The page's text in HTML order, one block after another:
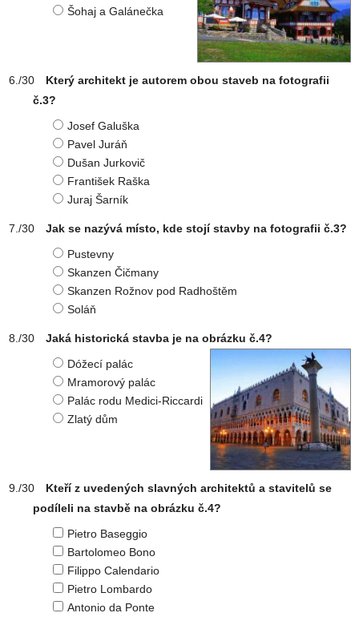
Šohaj a Galánečka
Který architekt je autorem obou staveb na fotografii
č.3?
Josef Galuška
Pavel Juráň
Dušan Jurkovič
František Raška
Juraj Šarník
Jak se nazývá místo, kde stojí stavby na fotografii č.3?
Pustevny
Skanzen Čičmany
Skanzen Rožnov pod Radhoštěm
Soláň
Jaká historická stavba je na obrázku č.4?
Dóžecí palác
Mramorový palác
Palác rodu Medici-Riccardi
Zlatý dům
Kteří z uvedených slavných architektů a stavitelů se
podíleli na stavbě na obrázku č.4?
Pietro Baseggio
Bartolomeo Bono
Filippo Calendario
Pietro Lombardo
Antonio da Ponte